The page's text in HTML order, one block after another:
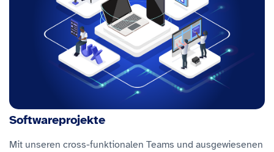
Softwareprojekte
Mit unseren cross-funktionalen Teams und ausgewiesenen